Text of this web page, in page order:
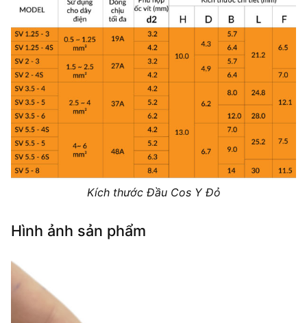
Kích thước Đầu Cos Y Đỏ
Hình ảnh sản phẩm